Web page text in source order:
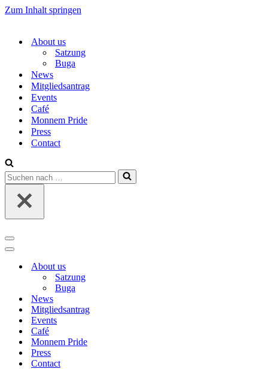
Zum Inhalt springen
About us
Satzung
Buga
News
Mitgliedsantrag
Events
Café
Monnem Pride
Press
Contact
Suchen
nach …
Navigations-
Menü
Navigations-
About us
Satzung
Buga
News
Mitgliedsantrag
Events
Café
Monnem Pride
Press
Contact